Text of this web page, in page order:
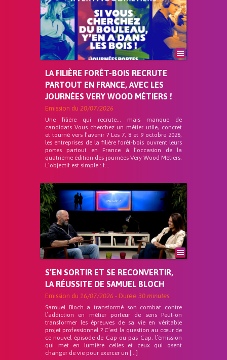
LA FILIÈRE FORÊT-BOIS RECRUTE
PARTOUT EN FRANCE, AVEC LES
JOURNÉES VERY WOOD MÉTIERS !
Emission du 20/07/2026
Une filière qui recrute… mais manque de
candidats Vous cherchez un métier utile, concret
et tourné vers l’avenir ? Les 7, 8 et 9 octobre 2026,
les entreprises de la filière forêt-bois ouvrent leurs
portes partout en France à l’occasion de la
quatrième édition des journées Very Wood Métiers.
L’objectif est simple : f...
S’EN SORTIR ET SE RECONVERTIR,
LA RÉUSSITE DE SAMUEL BLOCH
Emission du 16/07/2026 - Durée 30 minutes
Samuel Bloch a transformé son combat contre
l’addiction en métier porteur de sens Peut-on
transformer les épreuves de sa vie en véritable
projet professionnel ? C’est la question au cœur de
ce nouvel épisode de Cap ou pas Cap, l’émission
qui met en lumière celles et ceux qui osent
changer de vie pour exercer un […]